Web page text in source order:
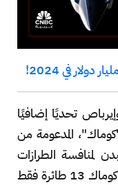
تحديًا إضافيًا
المدعومة من
لمنافسة الطرازات
الغربية. لكن ورغم طموحاتها، سلّمت كوماك 13 طائرة فقط